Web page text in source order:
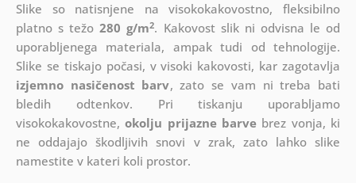
Slike so natisnjene na visokokakovostno, fleksibilno
platno s težo280 g/m2. Kakovost slik ni odvisna le od
uporabljenega materiala, ampak tudi od tehnologije.
Slike se tiskajo počasi, v visoki kakovosti, kar zagotavlja
izjemno nasičenost barv, zato se vam ni treba bati
bledih odtenkov. Pri tiskanju uporabljamo
visokokakovostne,okolju prijazne barve brez vonja, ki
ne oddajajo škodljivih snovi v zrak, zato lahko slike
namestite v kateri koli prostor.